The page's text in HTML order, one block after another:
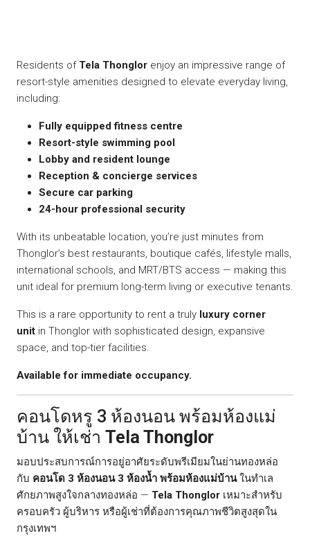
Residents of Tela Thonglor enjoy an impressive range of
resort-style amenities designed to elevate everyday living,
including:
Fully equipped fitness centre
Resort-style swimming pool
Lobby and resident lounge
Reception & concierge services
Secure car parking
24-hour professional security
With its unbeatable location, you’re just minutes from
Thonglor’s best restaurants, boutique cafés, lifestyle malls,
international schools, and MRT/BTS access — making this
unit ideal for premium long-term living or executive tenants.
This is a rare opportunity to rent a truly luxury corner
unit in Thonglor with sophisticated design, expansive
space, and top-tier facilities.
Available for immediate occupancy.
คอนโดหรู 3 ห้องนอน พร้อมห้องแม่
บ้าน ให้เช่า Tela Thonglor
มอบประสบการณ์การอยู่อาศัยระดับพรีเมียมในย่านทองหล่อ
กับ คอนโด 3 ห้องนอน 3 ห้องน้ำ พร้อมห้องแม่บ้านในทำเล
ศักยภาพสูงใจกลางทองหล่อ — Tela Thonglor เหมาะสำหรับ
ครอบครัว ผู้บริหาร หรือผู้เช่าที่ต้องการคุณภาพชีวิตสูงสุดใน
กรุงเทพฯ